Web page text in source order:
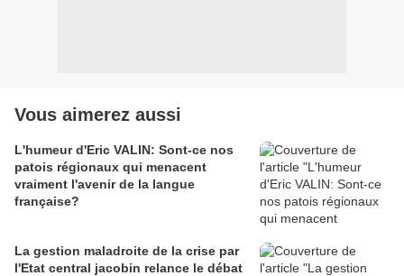
Vous aimerez aussi
L'humeur d'Eric VALIN: Sont-ce nos
patois régionaux qui menacent
vraiment l'avenir de la langue
française?
La gestion maladroite de la crise par
l'Etat central jacobin relance le débat